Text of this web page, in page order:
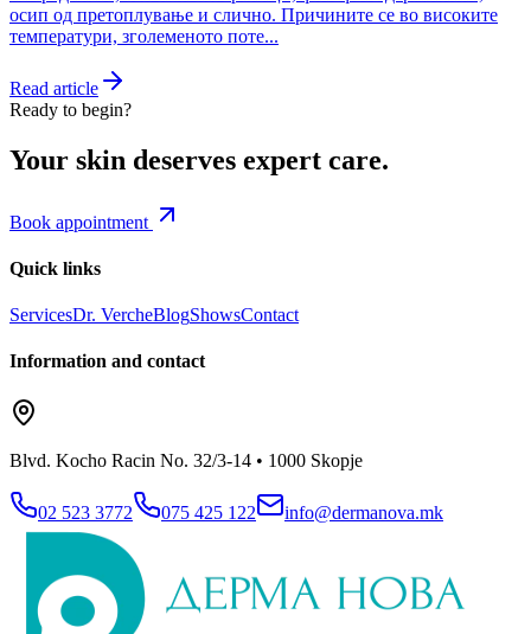
осип од претоплување и слично. Причините се во високите
температури, зголеменото поте...
Read article
Ready to begin?
Your skin deserves expert care.
Book appointment
Quick links
ServicesDr. VercheBlogShowsContact
Information and contact
Blvd. Kocho Racin No. 32/3-14 • 1000 Skopje
02 523 3772 075 425 122 info@dermanova.mk